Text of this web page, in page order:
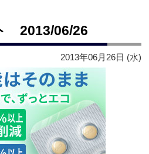
2013/06/26
2013年06月26日 (水)